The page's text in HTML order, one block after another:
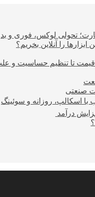
تحولی لوکس، فوری و
را آنلاین بخریم؟
قیمت تا تنظیم حساسیت و
صنعتی
اسکالپ، روزانه و سوئینگ